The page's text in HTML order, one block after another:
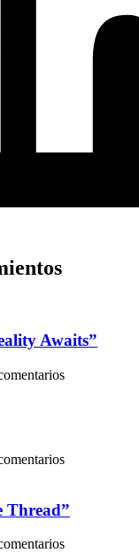
Awaits”
Thread”